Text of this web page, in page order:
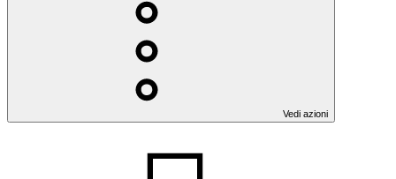
Vedi azioni